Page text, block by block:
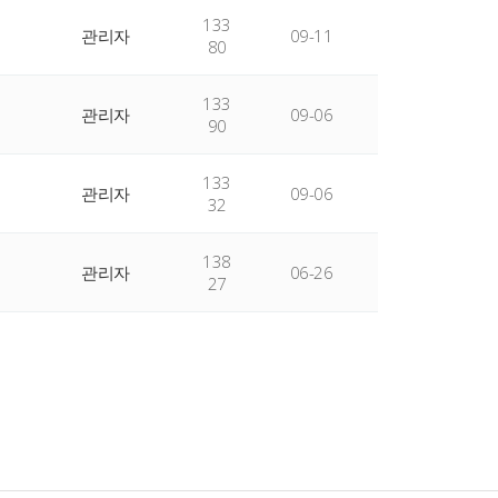
관리자
133
80
09-11
관리자
133
90
09-06
관리자
133
32
09-06
관리자
138
27
06-26